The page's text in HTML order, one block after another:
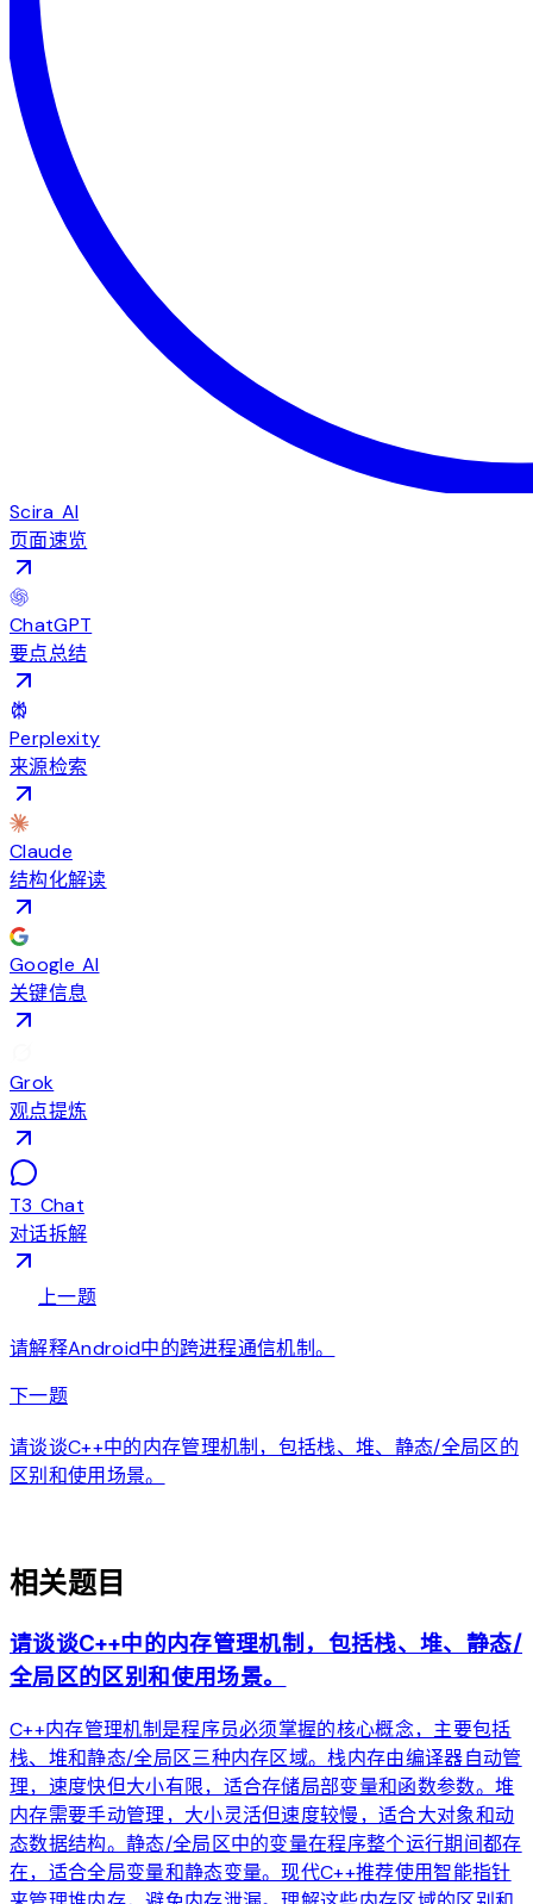
Scira AI
页面速览
ChatGPT
要点总结
Perplexity
来源检索
Claude
结构化解读
Google AI
关键信息
Grok
观点提炼
T3 Chat
对话拆解
上一题
请解释Android中的跨进程通信机制。
下一题arrow_forward
请谈谈C++中的内存管理机制，包括栈、堆、静态/全局区的
区别和使用场景。
相关题目
请谈谈C++中的内存管理机制，包括栈、堆、静态/
全局区的区别和使用场景。
C++内存管理机制是程序员必须掌握的核心概念，主要包括
栈、堆和静态/全局区三种内存区域。栈内存由编译器自动管
理，速度快但大小有限，适合存储局部变量和函数参数。堆
内存需要手动管理，大小灵活但速度较慢，适合大对象和动
态数据结构。静态/全局区中的变量在程序整个运行期间都存
在，适合全局变量和静态变量。现代C++推荐使用智能指针